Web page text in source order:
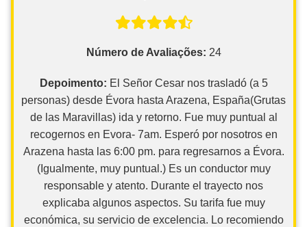
Número de Avaliações: 24
Depoimento: El Señor Cesar nos trasladó (a 5
personas) desde Évora hasta Arazena, España(Grutas
de las Maravillas) ida y retorno. Fue muy puntual al
recogernos en Evora- 7am. Esperó por nosotros en
Arazena hasta las 6:00 pm. para regresarnos a Évora.
(Igualmente, muy puntual.) Es un conductor muy
responsable y atento. Durante el trayecto nos
explicaba algunos aspectos. Su tarifa fue muy
económica, su servicio de excelencia. Lo recomiendo